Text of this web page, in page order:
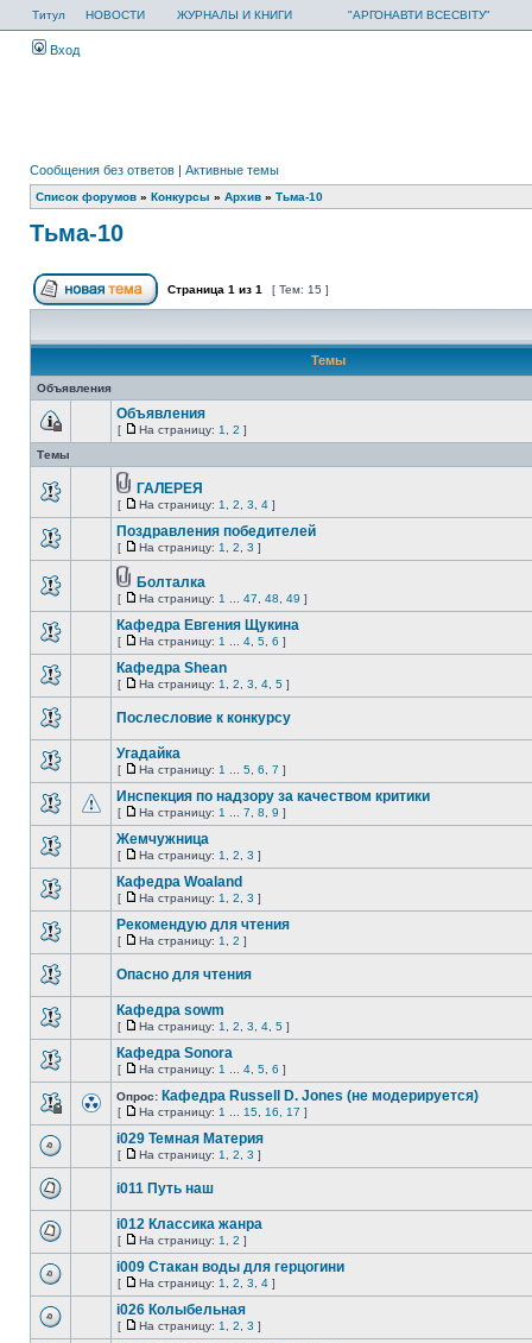
Титул НОВОСТИ ЖУРНАЛЫ И КНИГИ "АРГОНАВТИ ВСЕСВІТУ"
Вход
Сообщения без ответов | Активные темы
Список форумов » Конкурсы » Архив » Тьма-10
Тьма-10
Страница 1 из 1 [ Тем: 15 ]
Темы
Объявления
Объявления
[ На страницу: 1 2 ]
Темы
ГАЛЕРЕЯ
[ На страницу: 1 2 3 4 ]
Поздравления победителей
[ На страницу: 1 2 3 ]
Болталка
[ На страницу: 1 47 48 49 ]
Кафедра Евгения Щукина
[ На страницу: 1 4 5 6 ]
Кафедра Shean
[ На страницу: 1 2 3 4 5 ]
Послесловие к конкурсу
Угадайка
[ На страницу: 1 5 6 7 ]
Инспекция по надзору за качеством критики
[ На страницу: 1 7 8 9 ]
Жемчужница
[ На страницу: 1 2 3 ]
Кафедра Woaland
[ На страницу: 1 2 3 ]
Рекомендую для чтения
[ На страницу: 1 2 ]
Опасно для чтения
Кафедра sowm
[ На страницу: 1 2 3 4 5 ]
Кафедра Sonora
[ На страницу: 1 4 5 6 ]
Опрос: Кафедра Russell D. Jones (не модерируется)
[ На страницу: 1 15 16 17 ]
i029 Темная Материя
[ На страницу: 1 2 3 ]
i011 Путь наш
i012 Классика жанра
[ На страницу: 1 2 ]
i009 Стакан воды для герцогини
[ На страницу: 1 2 3 4 ]
i026 Колыбельная
[ На страницу: 1 2 3 ]